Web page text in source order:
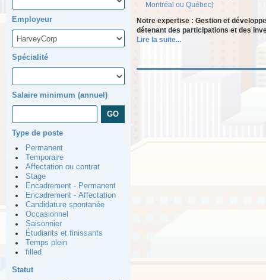
Employeur
Spécialité
Salaire minimum (annuel)
Type de poste
Permanent
Temporaire
Affectation ou contrat
Stage
Encadrement - Permanent
Encadrement - Affectation
Candidature spontanée
Occasionnel
Saisonnier
Étudiants et finissants
Temps plein
filled
Statut
Montréal ou Québec)
Notre expertise : Gestion et
détenant des participations et des
Lire la suite...